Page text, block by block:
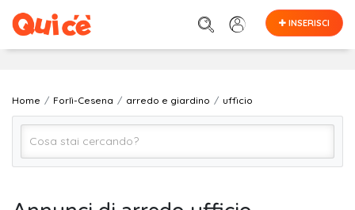
INSERISCI
Home Forlì-Cesena arredo e giardino ufficio